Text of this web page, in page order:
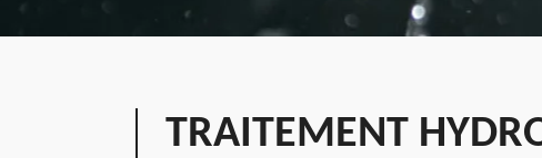
TRAITEMENT